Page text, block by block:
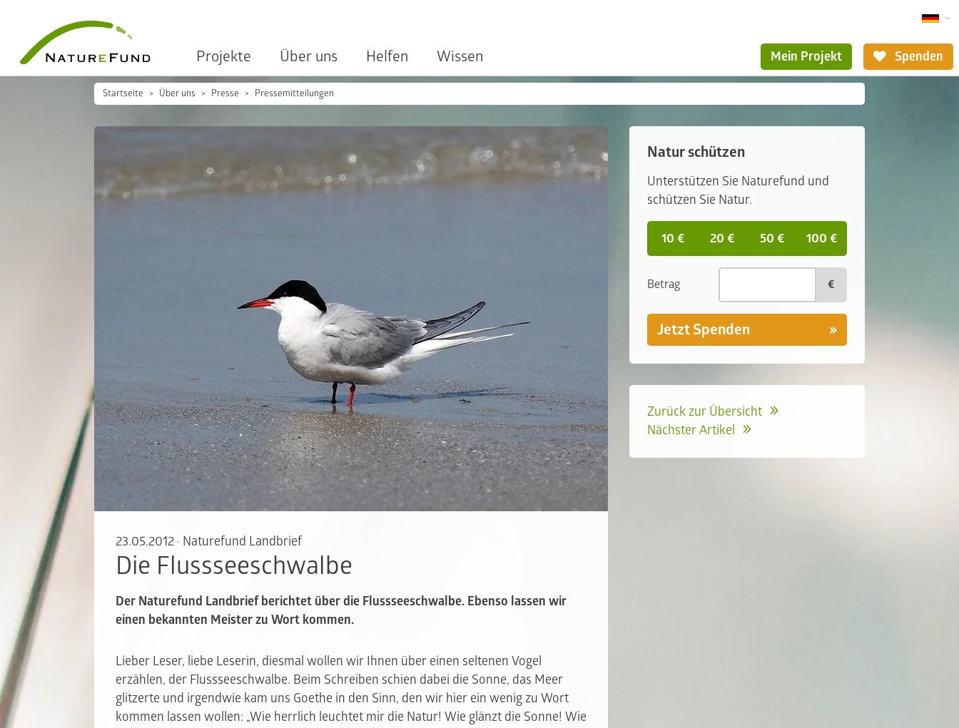
Projekte Über uns Helfen Wissen Mein Projekt Spenden
Startseite Über uns Presse Pressemitteilungen
23.05.2012 · Naturefund Landbrief
Die Flussseeschwalbe
Der Naturefund Landbrief berichtet über die Flussseeschwalbe. Ebenso lassen wir
einen bekannten Meister zu Wort kommen.
Lieber Leser, liebe Leserin, diesmal wollen wir Ihnen über einen seltenen Vogel
erzählen, der Flussseeschwalbe. Beim Schreiben schien dabei die Sonne, das Meer
glitzerte und irgendwie kam uns Goethe in den Sinn, den wir hier ein wenig zu Wort
kommen lassen wollen: „Wie herrlich leuchtet mir die Natur! Wie glänzt die Sonne! Wie
Natur schützen
Unterstützen Sie Naturefund und
schützen Sie Natur.
10 € 20 € 50 € 100 €
Betrag €
Jetzt Spenden
Zurück zur Übersicht
Nächster Artikel